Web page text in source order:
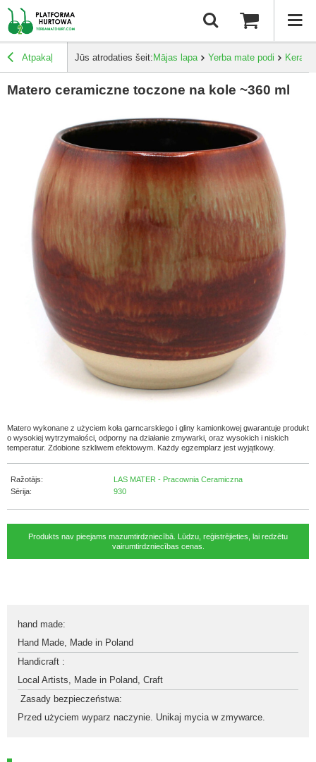
Atpakaļ Jūs atrodaties šeit: Mājas lapa Yerba mate podi
Matero ceramiczne toczone na kole ~360 ml
Matero wykonane z użyciem koła garncarskiego i gliny kamionkowej gwarantuje produkt
o wysokiej wytrzymałości, odporny na działanie zmywarki, oraz wysokich i niskich
temperatur. Zdobione szkliwem efektowym. Każdy egzemplarz jest wyjątkowy.
Ražotājs:
LAS MATER - Pracownia Ceramiczna
Sērija:
930
Produkts nav pieejams mazumtirdzniecībā. Lūdzu, reģistrējieties, lai redzētu
vairumtirdzniecības cenas.
hand made:
Hand Made, Made in Poland
Handicraft :
Local Artists, Made in Poland, Craft
Zasady bezpieczeństwa:
Przed użyciem wyparz naczynie. Unikaj mycia w zmywarce.